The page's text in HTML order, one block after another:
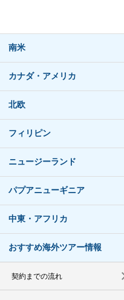
南米
カナダ・アメリカ
北欧
フィリピン
ニュージーランド
パプアニューギニア
中東・アフリカ
おすすめ海外ツアー情報
契約までの流れ